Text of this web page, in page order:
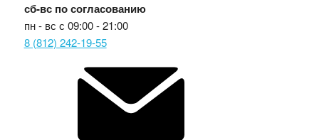
сб-вс по согласованию
пн - вс с 09:00 - 21:00
8 (812) 242-19-55